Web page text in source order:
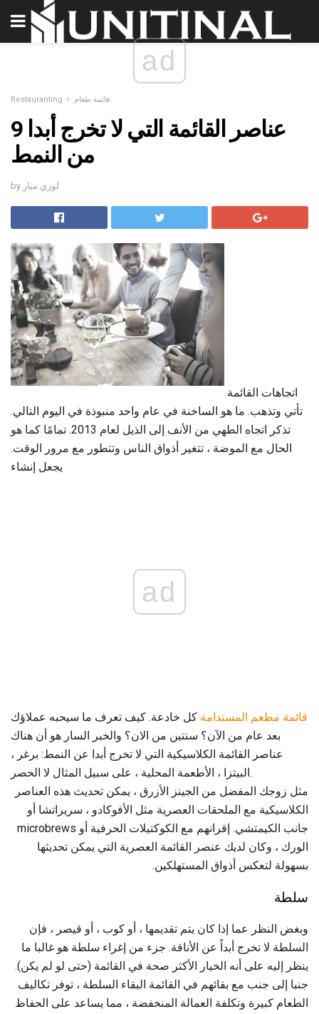
ad
Restauranting قائمة طعام
9 عناصر القائمة التي لا تخرج أبدا
من النمط
by لوري ميار
تأتي وتذهب. ما هو الساخنة في عام واحد منبوذة في اليوم التالي.
تذكر اتجاه الطهي من الأنف إلى الذيل لعام 2013. تمامًا كما هو
الحال مع الموضة ، تتغير أذواق الناس وتتطور مع مرور الوقت.
يجعل إنشاء
ad
قائمة مطعم المستدامة كل خادعة. كيف تعرف ما سيحبه عملاؤك
بعد عام من الآن؟ سنتين من الان؟ والخبر السار هو أن هناك
عناصر القائمة الكلاسيكية التي لا تخرج أبدا عن النمط: برغر ،
البيتزا ، الأطعمة المحلية ، على سبيل المثال لا الحصر.
مثل زوجك المفضل من الجينز الأزرق ، يمكن تحديث هذه العناصر
الكلاسيكية مع الملحقات العصرية مثل الأفوكادو ، سريراتشا أو
جانب الكيمتشي. إقرانهم مع الكوكتيلات الحرفية أو microbrews
الورك ، وكان لديك عنصر القائمة العصرية التي يمكن تحديثها
بسهولة لتعكس أذواق المستهلكين.
سلطة
وبغض النظر عما إذا كان يتم تقديمها ، أو كوب ، أو قيصر ، فإن
السلطة لا تخرج أبداً عن الأناقة. جزء من إغراء سلطة هو غالبا ما
ينظر إليه على أنه الخيار الأكثر صحة في القائمة (حتى لو لم يكن).
جنبا إلى جنب مع بقائهم في القائمة البقاء السلطة ، توفر تكاليف
الطعام كبيرة وتكلفة العمالة المنخفضة ، مما يساعد على الحفاظ